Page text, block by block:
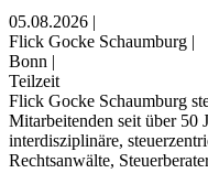
05.08.2026 |
Flick Gocke Schaumburg |
Bonn |
Teilzeit
Flick Gocke Schaumburg
Mitarbeitenden seit über 50
interdisziplinäre,
Rechtsanwälte,